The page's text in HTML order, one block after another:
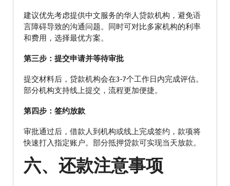
建议优先考虑提供中文服务的华人贷款机构，避免语
言障碍导致的沟通问题。同时可对比多家机构的利率
和费用，选择最优方案。
第三步：提交申请并等待审批
提交材料后，贷款机构会在3-7个工作日内完成评估。
部分机构支持线上提交，流程更加便捷。
第四步：签约放款
审批通过后，借款人到机构或线上完成签约，款项将
快速打入指定账户。部分抵押贷款可实现当天放款。
六、还款注意事项